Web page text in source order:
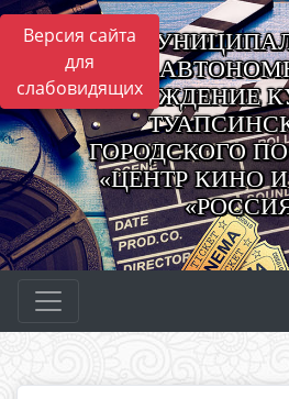
Версия сайта
для
слабовидящихУЧРЕЖДЕНИЕ
ГОРОДСКОГО
«ЦЕНТР КИНО